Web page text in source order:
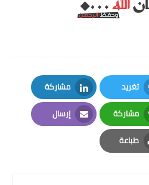
تغريد
Twitter
مشاركة
LinkedIn
مشاركة
Whatsapp
إرسال
Email
طباعة
Print